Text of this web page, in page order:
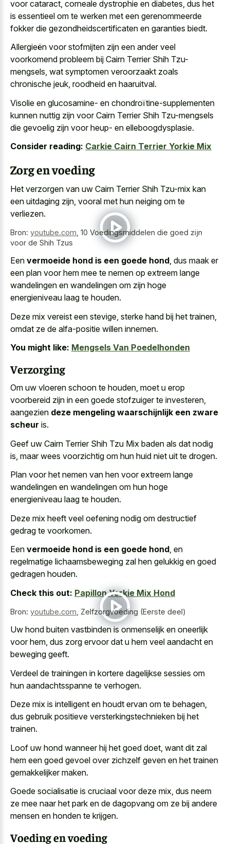
voor cataract, corneale dystrophie en diabetes, dus het
is essentieel om te werken met een gerenommeerde
fokker die gezondheidscertificaten en garanties biedt.
Allergieën voor stofmijten zijn een ander veel
voorkomend probleem bij Cairn Terrier Shih Tzu-
mengsels, wat symptomen veroorzaakt zoals
chronische jeuk, roodheid en haaruitval.
Visolie en glucosamine- en chondroïtine-supplementen
kunnen nuttig zijn voor Cairn Terrier Shih Tzu-mengsels
die gevoelig zijn voor heup- en elleboogdysplasie.
Consider reading: Carkie Cairn Terrier Yorkie Mix
Zorg en voeding
Het verzorgen van uw Cairn Terrier Shih Tzu-mix kan
een uitdaging zijn, vooral met hun neiging om te
verliezen.
Bron: youtube.com 10 Voedingsmiddelen die goed zijn
voor de Shih Tzus
Een vermoeide hond is een goede hond, dus maak er
een plan voor hem mee te nemen op extreem lange
wandelingen en wandelingen om zijn hoge
energieniveau laag te houden.
Deze mix vereist een stevige, sterke hand bij het trainen,
omdat ze de alfa-positie willen innemen.
You might like: Mengsels Van Poedelhonden
Verzorging
Om uw vloeren schoon te houden, moet u erop
voorbereid zijn in een goede stofzuiger te investeren,
aangezien deze mengeling waarschijnlijk een zware
scheur is.
Geef uw Cairn Terrier Shih Tzu Mix baden als dat nodig
is, maar wees voorzichtig om hun huid niet uit te drogen.
Plan voor het nemen van hen voor extreem lange
wandelingen en wandelingen om hun hoge
energieniveau laag te houden.
Deze mix heeft veel oefening nodig om destructief
gedrag te voorkomen.
Een vermoeide hond is een goede hond, en
regelmatige lichaamsbeweging zal hen gelukkig en goed
gedragen houden.
Check this out: Papillon Yorkie Mix Hond
Bron: youtube.com Zelfzorgvoeding (Eerste deel)
Uw hond buiten vastbinden is onmenselijk en oneerlijk
voor hem, dus zorg ervoor dat u hem veel aandacht en
beweging geeft.
Verdeel de trainingen in kortere dagelijkse sessies om
hun aandachtsspanne te verhogen.
Deze mix is intelligent en houdt ervan om te behagen,
dus gebruik positieve versterkingstechnieken bij het
trainen.
Loof uw hond wanneer hij het goed doet, want dit zal
hem een goed gevoel over zichzelf geven en het trainen
gemakkelijker maken.
Goede socialisatie is cruciaal voor deze mix, dus neem
ze mee naar het park en de dagopvang om ze bij andere
mensen en honden te krijgen.
Voeding en voeding